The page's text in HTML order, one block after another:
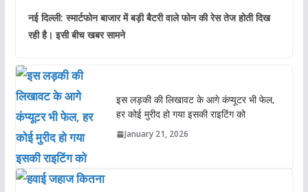
नई दिल्ली: स्मार्टफोन बाजार में बड़ी बैटरी वाले फोन की रेस तेज होती दिख
रही है। इसी बीच खबर सामने
इस लड़की की लिखावट के आगे कंप्यूटर भी फेल,
हर कोई मुरीद हो गया इसकी राइटिंग को
January 21, 2026